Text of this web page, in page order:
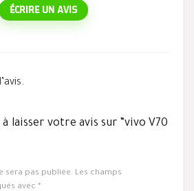
ÉCRIRE UN AVIS
laisser votre avis sur “vivo V70
sera pas publiée. Les champs
avec *